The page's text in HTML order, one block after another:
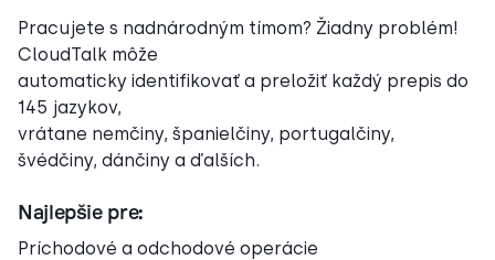
Pracujete s nadnárodným tímom? Žiadny problém!
CloudTalk môže
automaticky identifikovať a preložiť každý prepis do
145 jazykov,
vrátane nemčiny, španielčiny, portugalčiny,
švédčiny, dánčiny a ďalších.
Najlepšie pre:
Príchodové a odchodové operácie